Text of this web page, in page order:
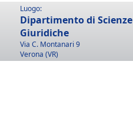
Luogo:
Dipartimento di Scienze
Giuridiche
Via C. Montanari 9
Verona (VR)